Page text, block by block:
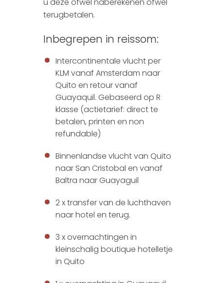
u deze ofwel naberekenen ofwel
terugbetalen.
Inbegrepen in reissom:
Intercontinentale vlucht per
KLM vanaf Amsterdam naar
Quito en retour vanaf
Guayaquil. Gebaseerd op R
klasse (actietarief: direct te
betalen, printen en non
refundable)
Binnenlandse vlucht van Quito
naar San Cristobal en vanaf
Baltra naar Guayaguil
2 x transfer van de luchthaven
naar hotel en terug.
3 x overnachtingen in
kleinschalig boutique hotelletje
in Quito